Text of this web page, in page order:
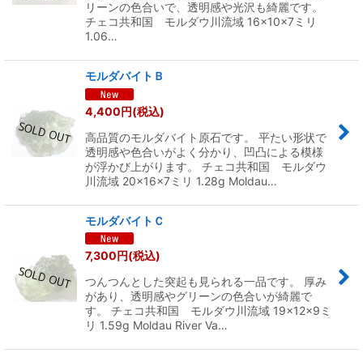
リーンの色合いで、透明感や光沢も綺麗です。
チェコ共和国 モルダウ川流域 16×10×7ミリ
1.06…
モルダバイトＢ
4,400円(税込)
高品質のモルダバイト原石です。 平たい形状で
透明感や色合いがよく分かり、凹凸による模様
が浮かび上がります。 チェコ共和国 モルダウ
川流域 20×16×7ミリ 1.28g Moldau…
モルダバイトＣ
7,300円(税込)
つんつんとした突起も見られる一品です。 厚み
があり、透明感やグリーンの色合いが綺麗で
す。 チェコ共和国 モルダウ川流域 19×12×9ミ
リ 1.59g Moldau River Va…